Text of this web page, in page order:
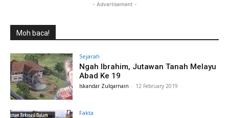
- Advertisement -
Moh baca!
Sejarah
Ngah Ibrahim, Jutawan Tanah Melayu
Abad Ke 19
Iskandar Zulqarnain - 12 February 2019
Fakta